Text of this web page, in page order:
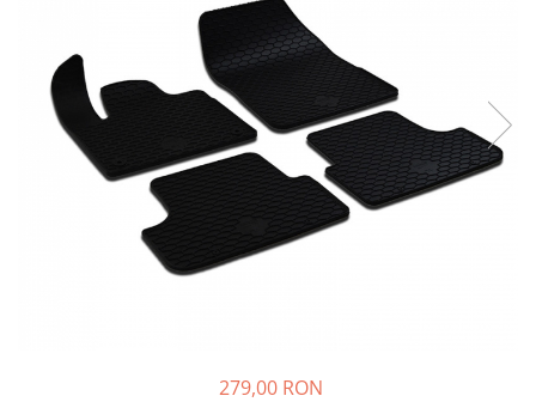
Buton Clapeta Rezervor
Buton Portbagaj
Alte Butoane/Comutatoare
Butoane Semnalizare
Schimbatoare Viteze
Accesorii Auto Exterior
Husa Auto / Prelata Auto
279,00 RON